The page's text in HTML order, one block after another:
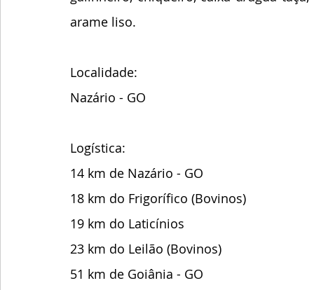
arame liso.
Localidade:
Nazário - GO
Logística:
14 km de Nazário - GO
18 km do Frigorífico (Bovinos)
19 km do Laticínios
23 km do Leilão (Bovinos)
51 km de Goiânia - GO